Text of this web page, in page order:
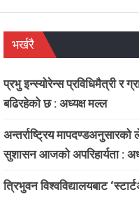
भर्खरै
प्रभु इन्स्योरेन्स प्रविधिमैत्री र
बढिरहेको छ : अध्यक्ष मल्ल
अन्तर्राष्ट्रिय मापदण्डअनुसारको
सुशासन आजको अपरिहार्यता :
त्रिभुवन विश्वविद्यालयबाट